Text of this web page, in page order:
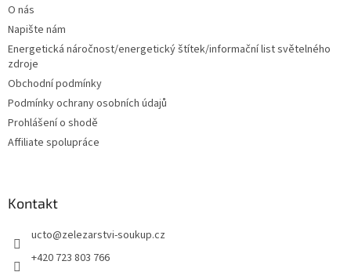
O nás
Napište nám
Energetická náročnost/energetický štítek/informační list světelného
zdroje
Obchodní podmínky
Podmínky ochrany osobních údajů
Prohlášení o shodě
Affiliate spolupráce
Kontakt
ucto@zelezarstvi-soukup.cz
+420 723 803 766